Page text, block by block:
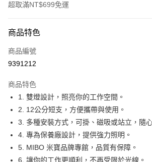
超取滿NT$699免運
信用卡一次付款
信用卡分期付款
合作金庫商業銀行
華南商業銀行
彰化商業銀
上海商業儲蓄銀行
台北富邦商
國泰世華商業銀行
兆豐國際
臺灣中小企業銀行
台中商業銀
匯豐（台灣）商業銀行
華泰商業銀
聯邦商業銀行
遠東國際
超商取貨付款
LINE Pay
Apple Pay
街口支付
商品特色
商品編號
9391212
商品特色
1. 雙燈設計，照亮你的工作空間。
2. 12公分短支，方便攜帶與使用。
3. 多種安裝方式，可掛、磁吸或站立，隨
4. 專為保養廠設計，提供強力照明。
5. MIBO 米寶品牌專館，品質有保障。
6. 讓你的工作更順利，不再受限於光線。